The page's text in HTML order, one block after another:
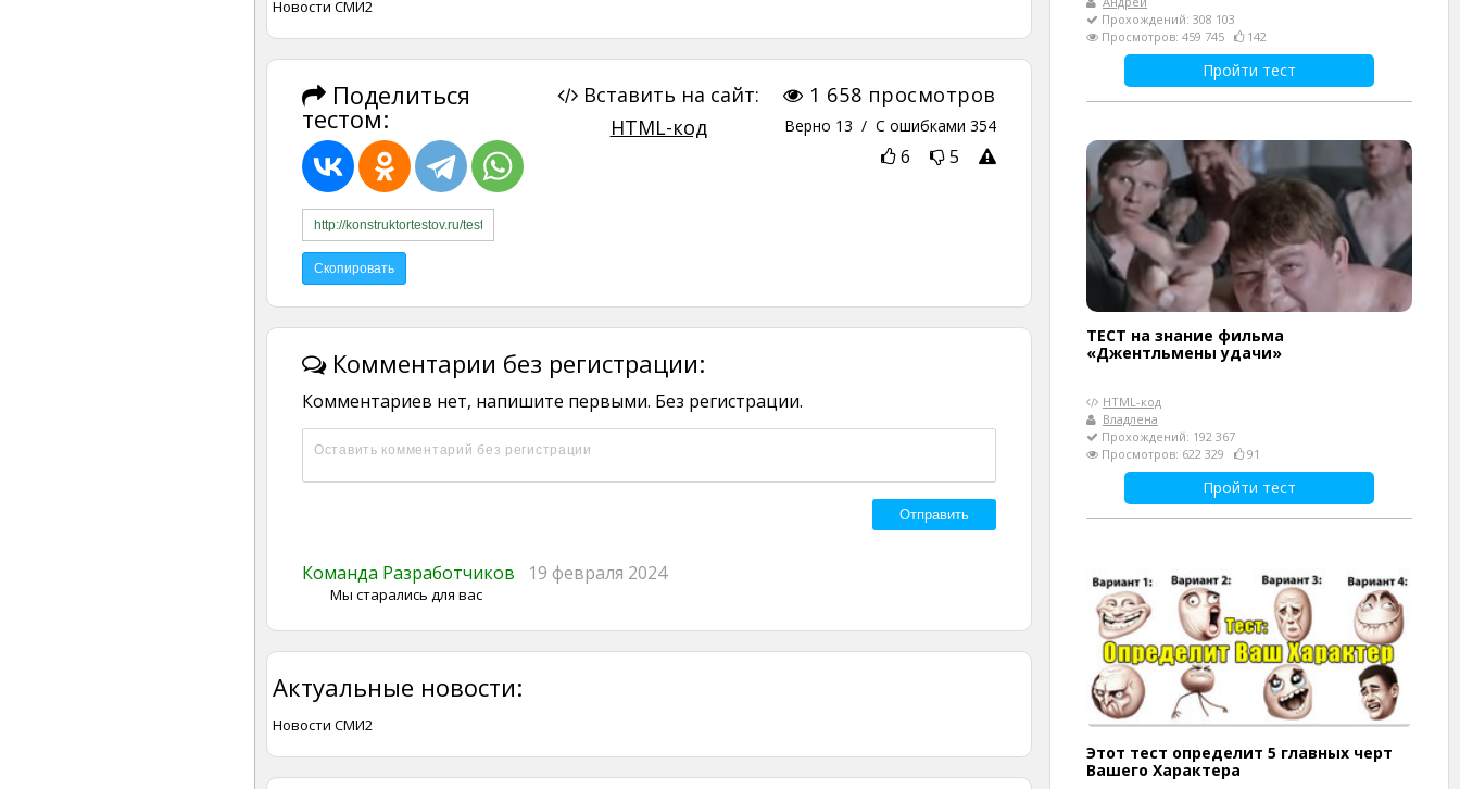
Новости СМИ2
Поделиться
тестом:
1 658 просмотров
Верно 13 / С ошибками 354
6 5
Вставить на сайт:
HTML-код
Комментарии без регистрации:
Комментариев нет, напишите первыми. Без регистрации.
Команда Разработчиков 19 февраля 2024
Мы старались для вас
Актуальные новости:
Новости СМИ2
Прохождений: 308 103
Просмотров: 459 745
142
Пройти тест
ТЕСТ на знание фильма
«Джентльмены удачи»
HTML-код
Владлена
Прохождений: 192 367
Просмотров: 622 329
91
Пройти тест
Этот тест определит 5 главных черт
Вашего Характера